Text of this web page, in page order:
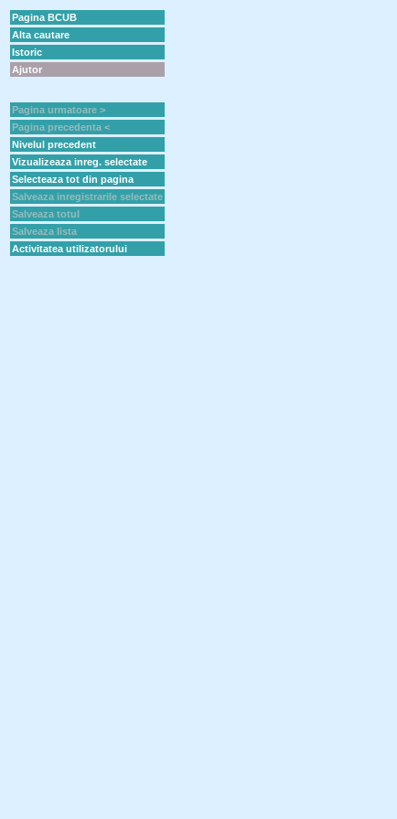
Pagina BCUB
Alta cautare
Istoric
Ajutor
Pagina urmatoare >
Pagina precedenta <
Nivelul precedent
Vizualizeaza inreg. selectate
Selecteaza tot din pagina
Salveaza inregistrarile selectate
Salveaza totul
Salveaza lista
Activitatea utilizatorului